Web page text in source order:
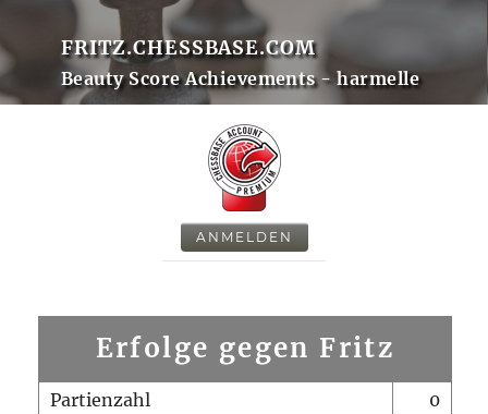
FRITZ.CHESSBASE.COM
Beauty Score Achievements - harmelle
ANMELDEN
Erfolge gegen Fritz
Partienzahl
0